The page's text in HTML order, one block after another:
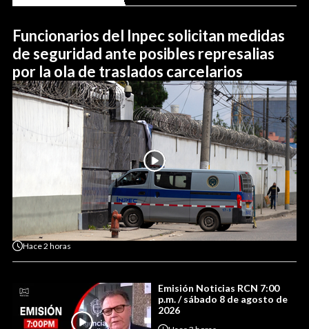
Funcionarios del Inpec solicitan medidas
de seguridad ante posibles represalias
por la ola de traslados carcelarios
Hace2 horas
Emisión Noticias RCN 7:00
p.m. / sábado 8 de agosto de
2026